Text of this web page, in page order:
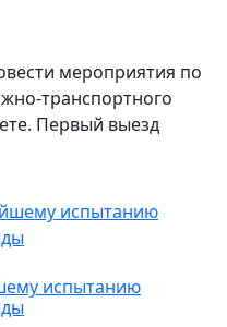
мероприятия по
транспортного
Первый выезд
испытанию